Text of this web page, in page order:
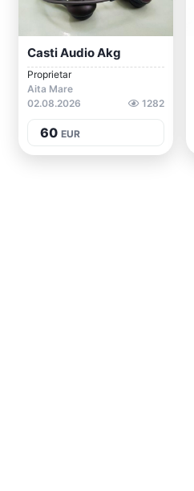
Casti Audio Akg
Proprietar
Aita Mare
02.08.2026
1282
60 EUR